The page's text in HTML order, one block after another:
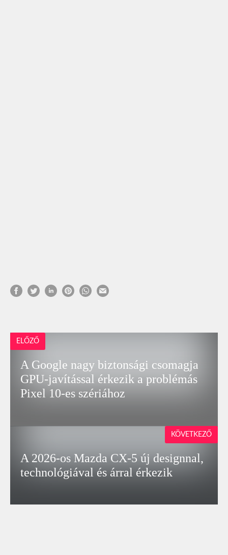
ELŐZŐ
A Google nagy biztonsági csomagja
GPU-javítással érkezik a problémás
Pixel 10-es szériához
A 2026-os Mazda CX-5 új designnal,
technológiával és árral érkezik
KÖVETKEZŐ